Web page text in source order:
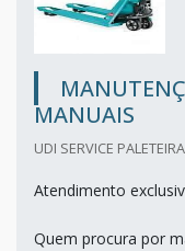
MANUAIS
UDI SERVICE
Atendimento
Quem procura por